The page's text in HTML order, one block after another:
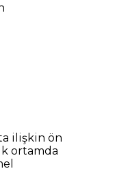
ilişkin ön
ortamda